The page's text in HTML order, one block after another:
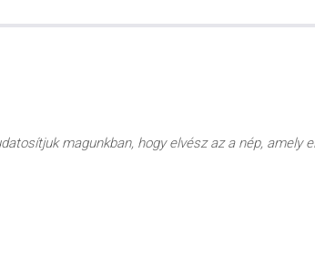
magunkban, hogy elvész az a nép, amely